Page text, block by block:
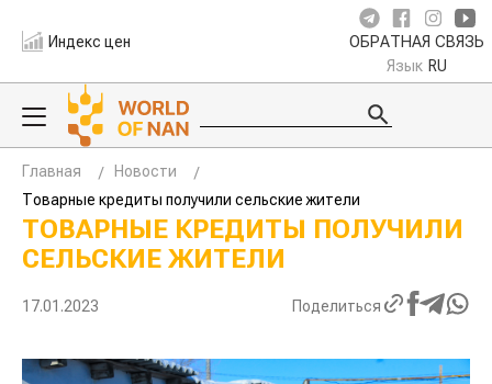
Индекс цен ОБРАТНАЯ СВЯЗЬ
Язык RU
Главная
Новости
Товарные кредиты получили сельские жители
ТОВАРНЫЕ КРЕДИТЫ ПОЛУЧИЛИ
СЕЛЬСКИЕ ЖИТЕЛИ
17.01.2023 Поделиться